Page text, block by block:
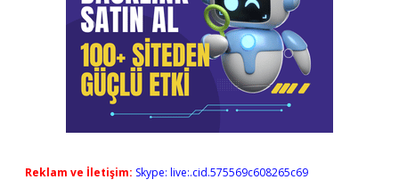
Reklam ve İletişim: Skype: live:.cid.575569c608265c69